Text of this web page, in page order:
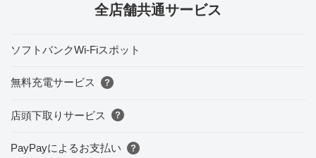
全店舗共通サービス
ソフトバンクWi-Fiスポット
無料充電サービス
店頭下取りサービス
PayPayによるお支払い